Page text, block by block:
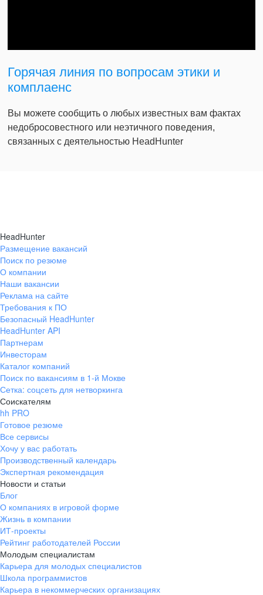
Горячая линия по вопросам этики и
комплаенс
Вы можете сообщить о любых известных вам фактах
недобросовестного или неэтичного поведения,
связанных с деятельностью HeadHunter
HeadHunter
Размещение вакансий
Поиск по резюме
О компании
Наши вакансии
Реклама на сайте
Требования к ПО
Безопасный HeadHunter
HeadHunter API
Партнерам
Инвесторам
Каталог компаний
Поиск по вакансиям в 1-й Мокве
Сетка: соцсеть для нетворкинга
Соискателям
hh PRO
Готовое резюме
Все сервисы
Хочу у вас работать
Производственный календарь
Экспертная рекомендация
Новости и статьи
Блог
О компаниях в игровой форме
Жизнь в компании
ИТ-проекты
Рейтинг работодателей России
Молодым специалистам
Карьера для молодых специалистов
Школа программистов
Карьера в некоммерческих организациях